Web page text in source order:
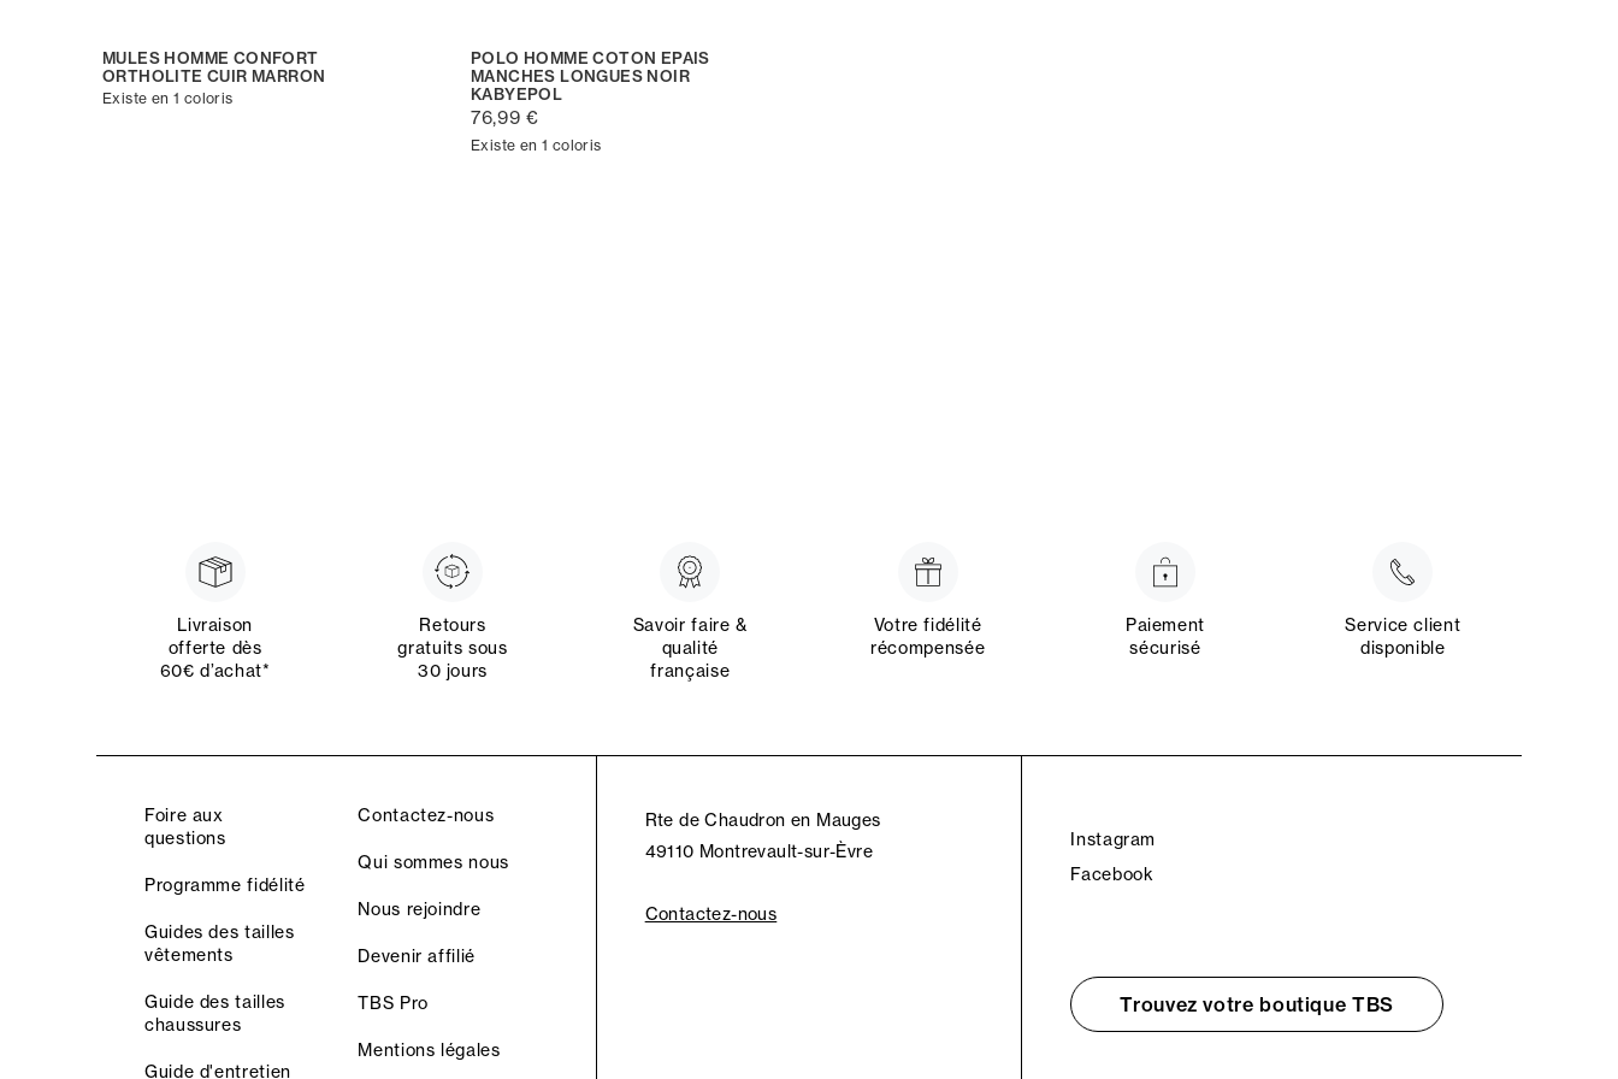
MULES HOMME CONFORT
ORTHOLITE CUIR MARRON
Existe en 1 coloris
POLO HOMME COTON EPAIS
MANCHES LONGUES NOIR
KABYEPOL
76,99 €
Existe en 1 coloris
Livraison
offerte dès
60€ d’achat*
Retours
gratuits sous
30 jours
Savoir faire &
qualité
française
Votre fidélité
récompensée
Paiement
sécurisé
Service client
disponible
Foire aux
questions
Programme fidélité
Guides des tailles
vêtements
Guide des tailles
chaussures
Guide d'entretien
Contactez-nous
Qui sommes nous
Nous rejoindre
Devenir affilié
TBS Pro
Mentions légales
Rte de Chaudron en Mauges
49110 Montrevault-sur-Èvre
Contactez-nous
Instagram
Facebook
Trouvez votre boutique TBS